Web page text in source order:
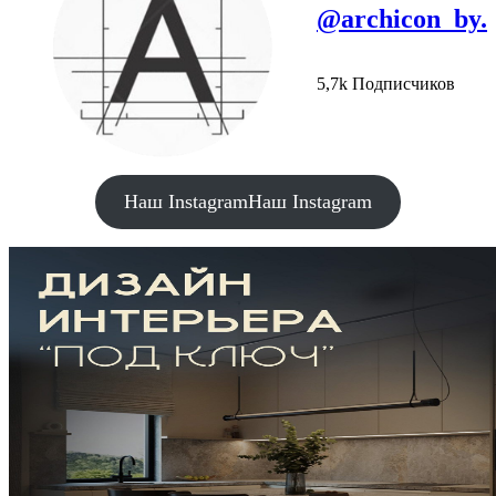
@archicon_by.
5,7k Подписчиков
Наш InstagramНаш Instagram